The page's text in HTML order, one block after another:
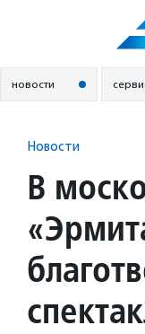
новости
Новости
В